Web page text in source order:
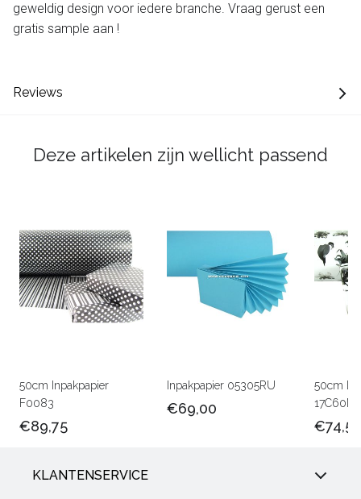
geweldig design voor iedere branche. Vraag gerust een
gratis sample aan !
Reviews
Deze artikelen zijn wellicht passend
50cm Inpakpapier
F0083
€89,75
Inpakpapier 05305RU
€69,00
50cm
€74,50
KLANTENSERVICE